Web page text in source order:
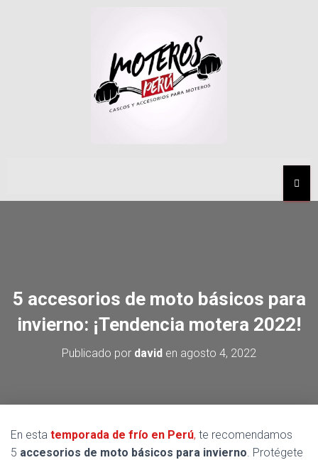
5 accesorios de moto básicos para
invierno: ¡Tendencia motera 2022!
Publicado por david en agosto 4, 2022
En esta temporada de frío en Perú, te recomendamos
5 accesorios de moto básicos para invierno. Protégete